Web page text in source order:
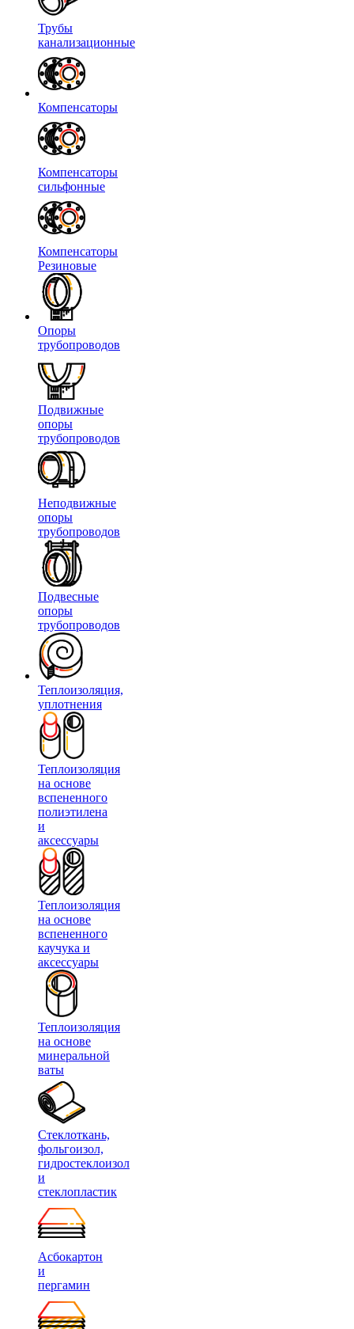
Трубы
канализационные
Компенсаторы
Компенсаторы
сильфонные
Компенсаторы
Резиновые
Опоры
трубопроводов
Подвижные
опоры
трубопроводов
Неподвижные
опоры
трубопроводов
Подвесные
опоры
трубопроводов
Теплоизоляция,
уплотнения
Теплоизоляция
на основе
вспененного
полиэтилена
и
аксессуары
Теплоизоляция
на основе
вспененного
каучука и
аксессуары
Теплоизоляция
на основе
минеральной
ваты
Стеклоткань,
фольгоизол,
гидростеклоизол
и
стеклопластик
Асбокартон
и
пергамин